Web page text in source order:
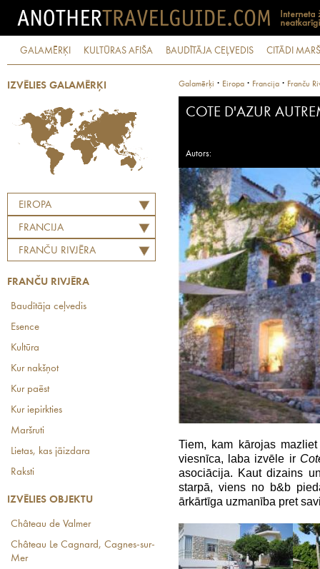
GALAMĒRĶI KULTŪRAS AFIŠA BAUDĪTĀJA CEĻVEDIS CITĀDI
IZVĒLIES GALAMĒRĶI
EIROPA
FRANCIJA
FRANČU RIVJĒRA
FRANČU RIVJĒRA
Baudītāja ceļvedis
Esence
Kultūra
Kur nakšņot
Kur paēst
Kur iepirkties
Maršruti
Lietas, kas jāizdara
Raksti
IZVĒLIES OBJEKTU
Château de Valmer
Château Le Cagnard, Cagnes-sur-
Mer
Galamērķi · Eiropa · Francija · Franču
COTE D'AZUR
Autors:
Tiem, kam kārojas
viesnīca, laba izvēle ir
asociācija. Kaut dizains
starpā, viens no b&b
ārkārtīga uzmanība pret